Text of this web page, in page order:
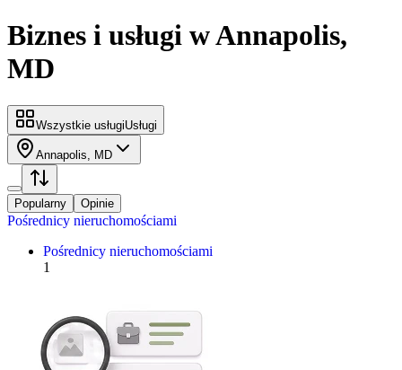
Biznes i usługi wAnnapolis,
MD
Wszystkie usługiUsługi
Annapolis, MD
Popularny Opinie
Pośrednicy nieruchomościami
Pośrednicy nieruchomościami
1